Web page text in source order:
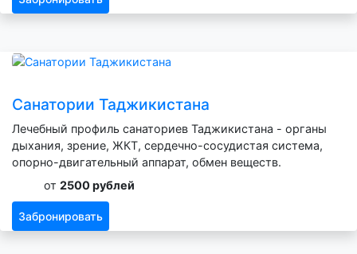
Санатории Таджикистана
Лечебный профиль санаториев Таджикистана - органы
дыхания, зрение, ЖКТ, сердечно-сосудистая система,
опорно-двигательный аппарат, обмен веществ.
от 2500 рублей
Забронировать